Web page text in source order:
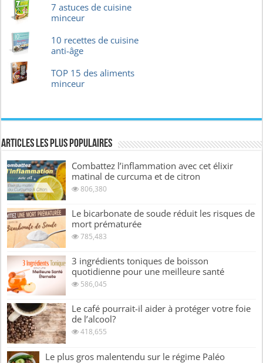
7 astuces de cuisine
minceur
10 recettes de cuisine
anti-âge
TOP 15 des aliments
minceur
Articles les plus Populaires
Combattez l’inflammation avec cet élixir
matinal de curcuma et de citron
806,380
Le bicarbonate de soude réduit les risques de
mort prématurée
785,483
3 ingrédients toniques de boisson
quotidienne pour une meilleure santé
586,045
Le café pourrait-il aider à protéger votre foie
de l’alcool?
418,655
Le plus gros malentendu sur le régime Paléo